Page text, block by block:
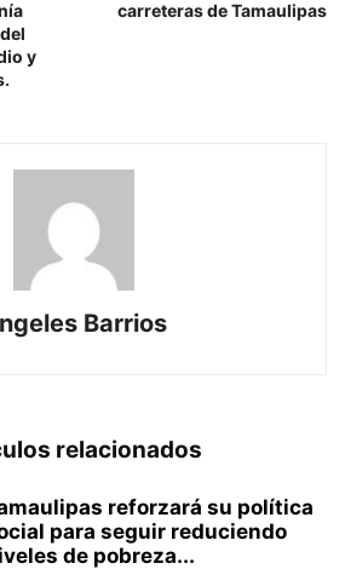
y
carreteras de Tamaulipas
Barrios
relacionados
reforzará su política
para seguir reduciendo
de pobreza...